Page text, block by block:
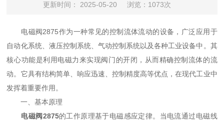
更新时间： 2025-05-20 浏览：1073次
电磁阀2875作为一种常见的控制流体流动的设备，广泛应用于
自动化系统、液压控制系统、气动控制系统以及各种工业设备中。其
核心功能是利用电磁力来实现阀门的开闭，从而精确控制流体的流
动。它具有结构简单、响应迅速、控制精度高等优点，在现代工业中
发挥着重要作用。
一、基本原理
电磁阀2875的工作原理基于电磁感应定律。当电流通过电磁线